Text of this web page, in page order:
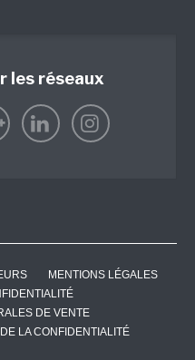
les réseaux
MENTIONS LÉGALES
DE VENTE
LA CONFIDENTIALITÉ